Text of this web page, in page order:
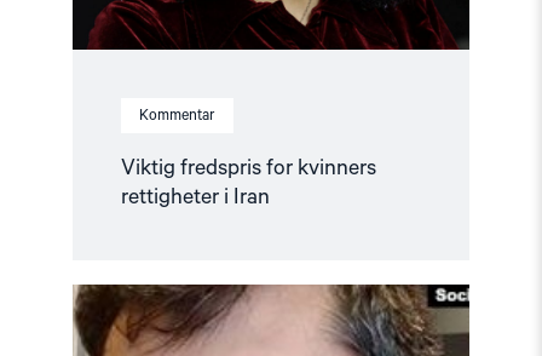
Kommentar
Viktig fredspris for kvinners
rettigheter i Iran